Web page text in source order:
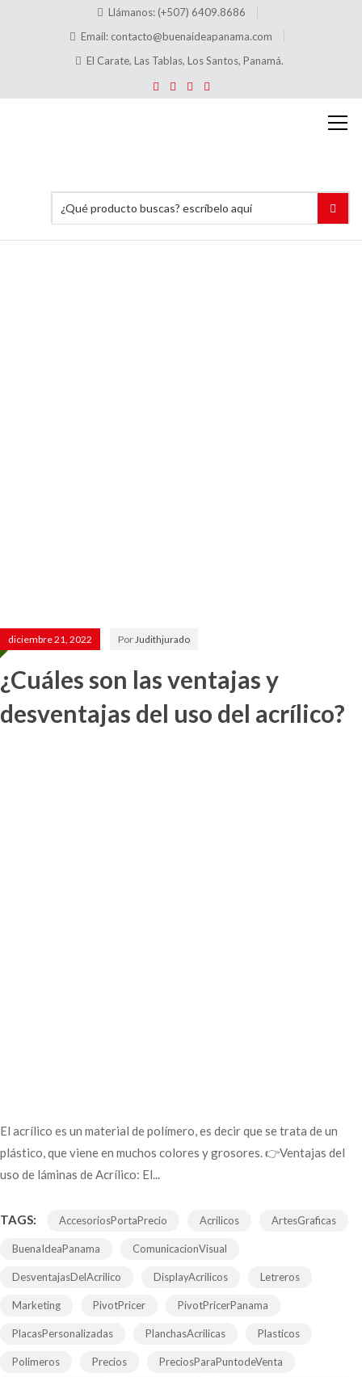
Llámanos: (+507) 6409.8686
Email: contacto@buenaideapanama.com
El Carate, Las Tablas, Los Santos, Panamá.
diciembre 21, 2022 Por Judithjurado
¿Cuáles son las ventajas y
desventajas del uso del acrílico?
El acrílico es un material de polímero, es decir que se trata de un
plástico, que viene en muchos colores y grosores. 👉Ventajas del
uso de láminas de Acrílico: El...
TAGS: AccesoriosPortaPrecio Acrilicos ArtesGraficas
BuenaIdeaPanama ComunicacionVisual
DesventajasDelAcrilico DisplayAcrilicos Letreros
Marketing PivotPricer PivotPricerPanama
PlacasPersonalizadas PlanchasAcrilicas Plasticos
Polimeros Precios PreciosParaPuntodeVenta